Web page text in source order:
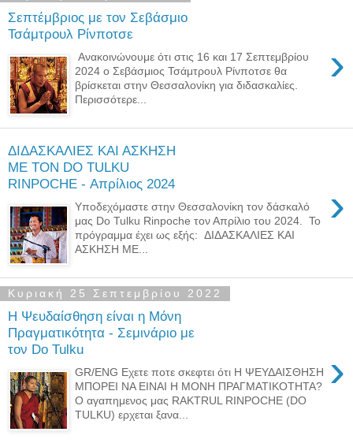
Σεπτέμβριος με τον Σεβάσμιο
Τσάμτρουλ Ρίνποτσε
›
Ανακοινώνουμε ότι στις 16 και 17 Σεπτεμβρίου
2024 ο Σεβάσμιος Τσάμτρουλ Ρίνποτσε θα
βρίσκεται στην Θεσσαλονίκη για διδασκαλίες.
Περισσότερε...
ΔΙΔΑΣΚΑΛΙΕΣ ΚΑΙ ΑΣΚΗΣΗ
ΜΕ ΤΟΝ DO TULKU
RINPOCHE - Απρίλιος 2024
›
Υποδεχόμαστε στην Θεσσαλονίκη τον δάσκαλό
μας Do Tulku Rinpoche τον Απρίλιο του 2024. Το
πρόγραμμα έχει ως εξής: ΔΙΔΑΣΚΑΛΙΕΣ ΚΑΙ
ΑΣΚΗΣΗ ΜΕ...
Κυριακή 25 Σεπτεμβρίου 2022
Η Ψευδαίσθηση είναι η Μόνη
Πραγματικότητα - Σεμινάριο με
τον Do Tulku
›
GR/ENG Εχετε ποτε σκεφτει ότι Η ΨΕΥΔΑΙΣΘΗΣΗ
ΜΠΟΡΕΙ ΝΑ ΕΙΝΑΙ Η ΜΟΝΗ ΠΡΑΓΜΑΤΙΚΟΤΗΤΑ?
Ο αγαπημενος μας RAKTRUL RINPOCHE (DO
TULKU) ερχεται ξανα...